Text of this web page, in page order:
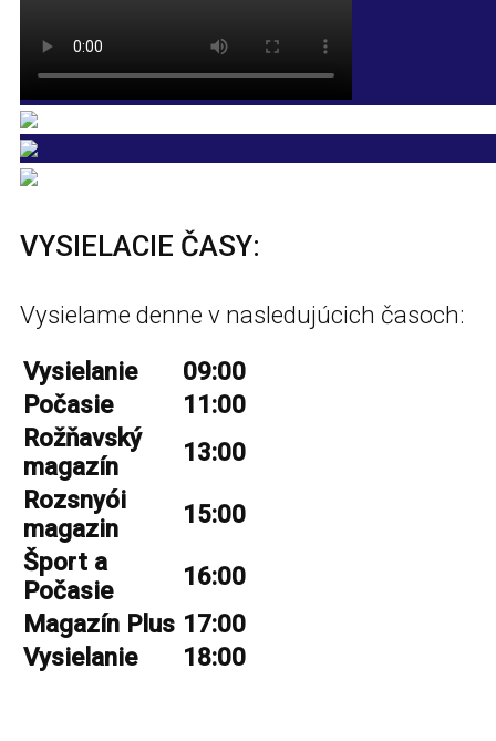
VYSIELACIE ČASY:
Vysielame denne v nasledujúcich časoch:
Vysielanie
09:00
Počasie
11:00
Rožňavský
magazín
13:00
Rozsnyói
magazin
15:00
Šport a
Počasie
16:00
Magazín Plus 17:00
Vysielanie
18:00